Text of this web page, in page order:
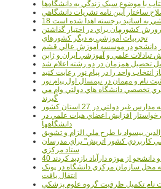
ساختار آيين نامه نشريات دانشگاهي
به اساتيد برجسته اهدا شده است
کشورمان براي در اختيار گذاشتن
تجربيات آموزشي به ديگر کشورهاي
دانشجو در موسسه آموزش عالي قشم
تبادلات علمي و آموزشي ايران و ژاپن
تحصیل همزمان در دو رشته اعلام شد
واحد را در پیام نور رعایت کنید
نام و مهمان در نیمسال اول پیام نور
تخصصي دانشگاه هاي دولتي وام مي
گيرند
غير دولتي در 27 استان کشور
افزايش اعضاي هيات علمي در
دانشگاهها
بيسواد با طرح ملي الزام و تشويق
كاربردي كشور اتريش" براي مدرسان
ستاد مرکزي
و دانشجو از موزه دارآباد بازديد کردند
سازمان مرکزي دانشگاه در پونک
انتقال يافت
نام تکميل ظرفيت گروه علوم پزشکي